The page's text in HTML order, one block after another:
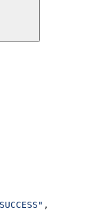
,